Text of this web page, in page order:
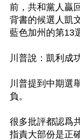
前，共和黨人贏
背書的候選人凱
藍色加州的第13
川普說：凱利成
川普提到中期選
負。
很多批評都認爲
指責大部份是正